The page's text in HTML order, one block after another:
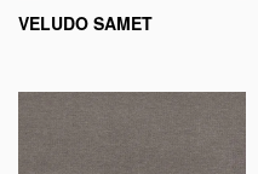
VELUDO SAMET